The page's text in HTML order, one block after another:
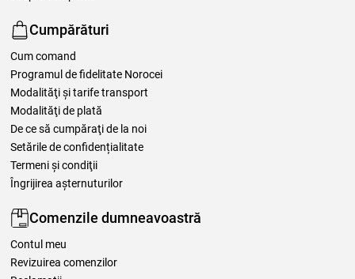
Cumpărături
Cum comand
Programul de fidelitate Norocei
Modalităţi şi tarife transport
Modalităţi de plată
De ce să cumpăraţi de la noi
Setările de confidențialitate
Termeni şi condiţii
Îngrijirea așternuturilor
Comenzile dumneavoastră
Contul meu
Revizuirea comenzilor